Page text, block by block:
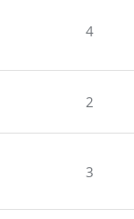
4
2
3